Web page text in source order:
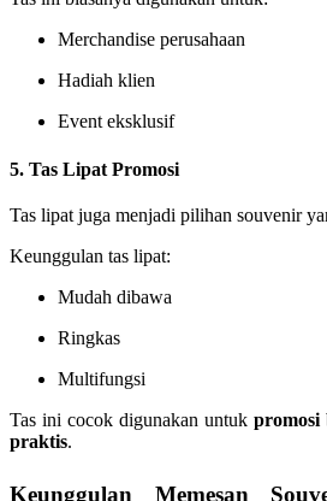
Merchandise perusahaan
Hadiah klien
Event eksklusif
5. Tas Lipat Promosi
Tas lipat juga menjadi pilihan souvenir
Keunggulan tas lipat:
Mudah dibawa
Ringkas
Multifungsi
Tas ini cocok digunakan untuk promosi
praktis.
Keunggulan Memesan